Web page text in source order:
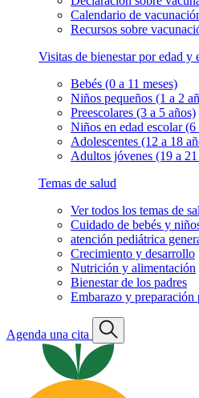
Calendario de
Recursos sobre
Visitas de bienestar por edad y
Bebés (0 a 11 meses)
Niños pequeños (1 a 2
Preescolares (3 a 5 años)
Niños en edad escolar (6
Adolescentes (12 a 18
Adultos jóvenes (19 a
Temas de salud
Ver todos los temas de
Cuidado de bebés y
atención pediátrica
Crecimiento y desarrollo
Nutrición y alimentación
Bienestar de los padres
Embarazo y preparación
Agenda una cita